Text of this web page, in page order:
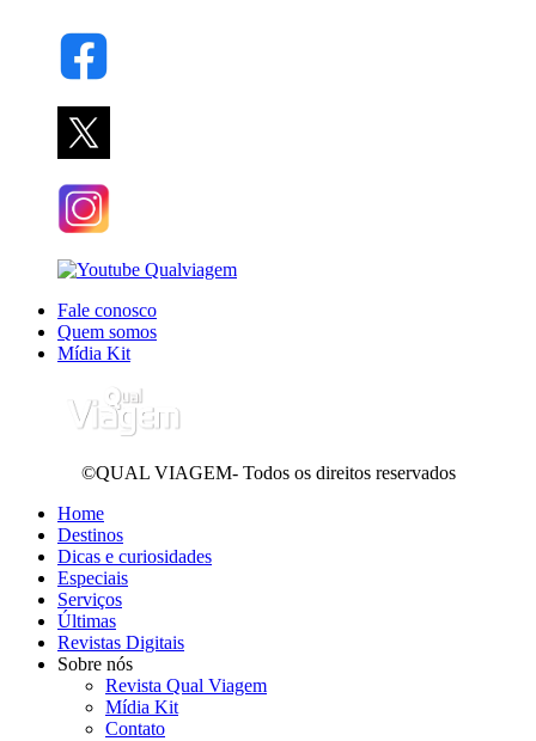
Fale conosco
Quem somos
Mídia Kit
©QUAL VIAGEM- Todos os direitos reservados
Home
Destinos
Dicas e curiosidades
Especiais
Serviços
Últimas
Revistas Digitais
Sobre nós
Revista Qual Viagem
Mídia Kit
Contato